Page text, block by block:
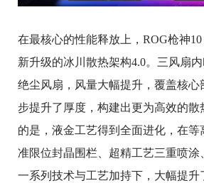
在最核心的性能释放上，ROG枪神10
新升级的冰川散热架构4.0。三风扇
绝尘风扇，风量大幅提升，覆盖核心
步提升了厚度，构建出更为高效的散
的是，液金工艺得到全面进化，在等
准限位封晶围栏、超精工艺三重喷涂
一系列技术与工艺加持下，大幅提升